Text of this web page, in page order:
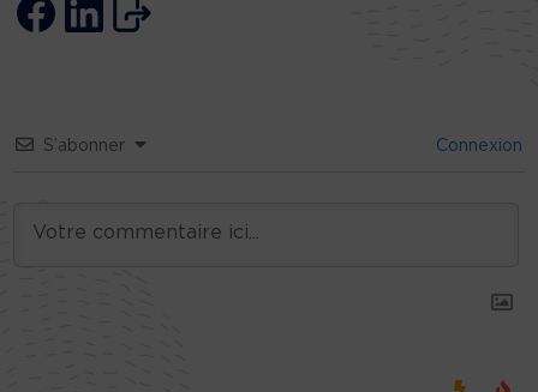
S’abonner Connexion